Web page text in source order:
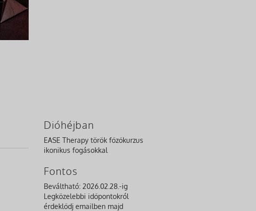
Dióhéjban
EASE Therapy török főzőkurzus
ikonikus fogásokkal
Fontos
Beváltható: 2026.02.28.-ig
Legközelebbi időpontokról
érdeklődj emailben majd